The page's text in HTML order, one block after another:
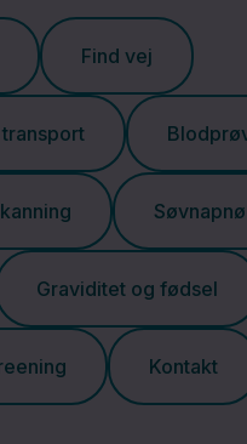
Find vej
Søvnapnø
Graviditet og fødsel
Kontakt